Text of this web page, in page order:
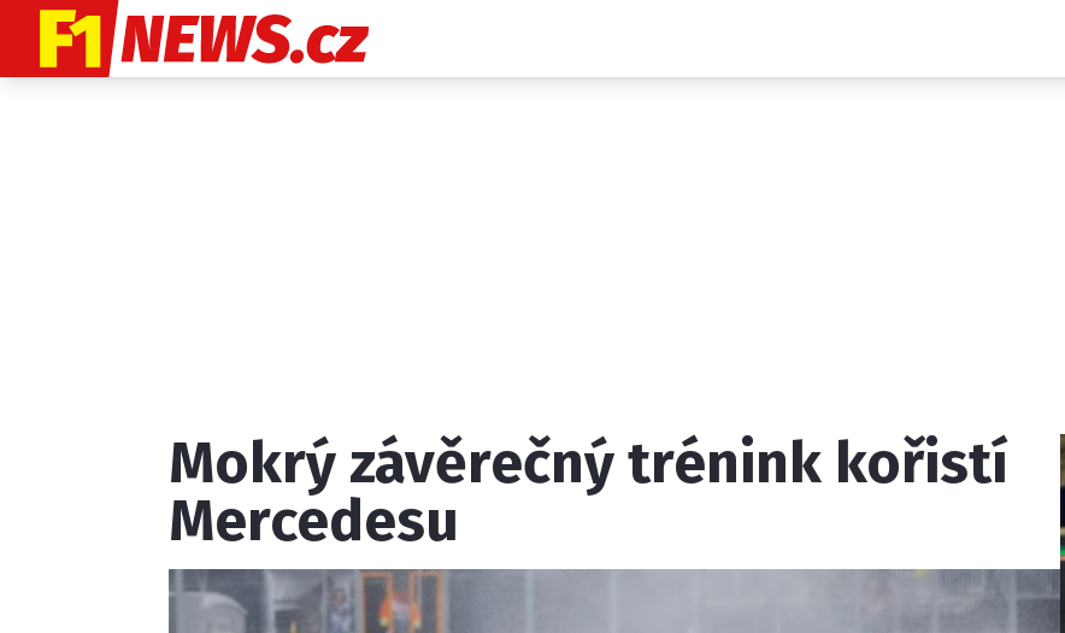
Provozovatelem serveru F1NEWS.cz je INCORP MEDIA GROUP s.r.o., IČ: 118
Mokrý závěrečný trénink kořistí
Mercedesu